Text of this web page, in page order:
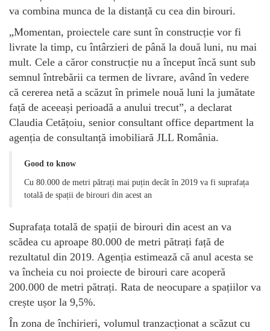
va combina munca de la distanță cu cea din birouri.
„Momentan, proiectele care sunt în construcție vor fi
livrate la timp, cu întârzieri de până la două luni, nu mai
mult. Cele a căror construcție nu a început încă sunt sub
semnul întrebării ca termen de livrare, având în vedere
că cererea netă a scăzut în primele nouă luni la jumătate
față de aceeași perioadă a anului trecut”, a declarat
Claudia Cetățoiu, senior consultant office department la
agenția de consultanță imobiliară JLL România.
Good to know
Cu 80.000 de metri pătrați mai puțin decât în 2019 va fi suprafața
totală de spații de birouri din acest an
Suprafața totală de spații de birouri din acest an va
scădea cu aproape 80.000 de metri pătrați față de
rezultatul din 2019. Agenția estimează că anul acesta se
va încheia cu noi proiecte de birouri care acoperă
200.000 de metri pătrați. Rata de neocupare a spațiilor va
crește ușor la 9,5%.
În zona de închirieri, volumul tranzacționat a scăzut cu